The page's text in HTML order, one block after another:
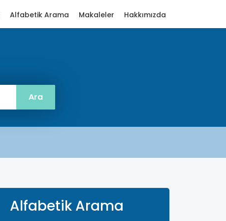
Alfabetik Arama Makaleler Hakkımızda
Alfabetik Arama